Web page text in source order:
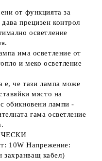
от функцията за
прецизен контрол
осветление
има осветление от
и меко осветление
е, че тази лампа може
място на
обикновени лампи -
гама осветление
Напрежение:
захранващ кабел)